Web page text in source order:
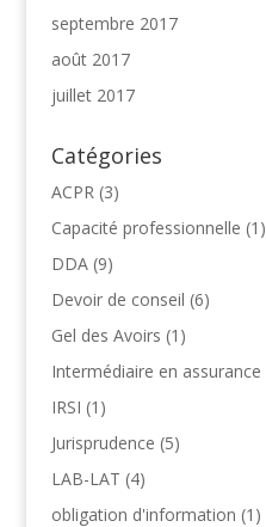
septembre 2017
août 2017
juillet 2017
Catégories
ACPR (3)
Capacité professionnelle (1)
DDA(9)
Devoir de conseil (6)
Gel des Avoirs (1)
Intermédiaire en assurance
IRSI (1)
Jurisprudence (5)
LAB-LAT (4)
obligation d'information (1)